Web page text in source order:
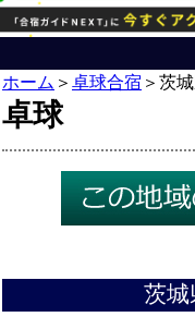
ホーム ＞ 卓球合宿 ＞ 茨
卓球
茨城